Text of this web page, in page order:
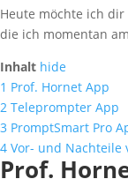
Heute möchte ich
die ich momentan
Inhalt hide
1 Prof. Hornet App
2 Teleprompter App
3 PromptSmart Pro
4 Vor- und Nachteile
Prof.